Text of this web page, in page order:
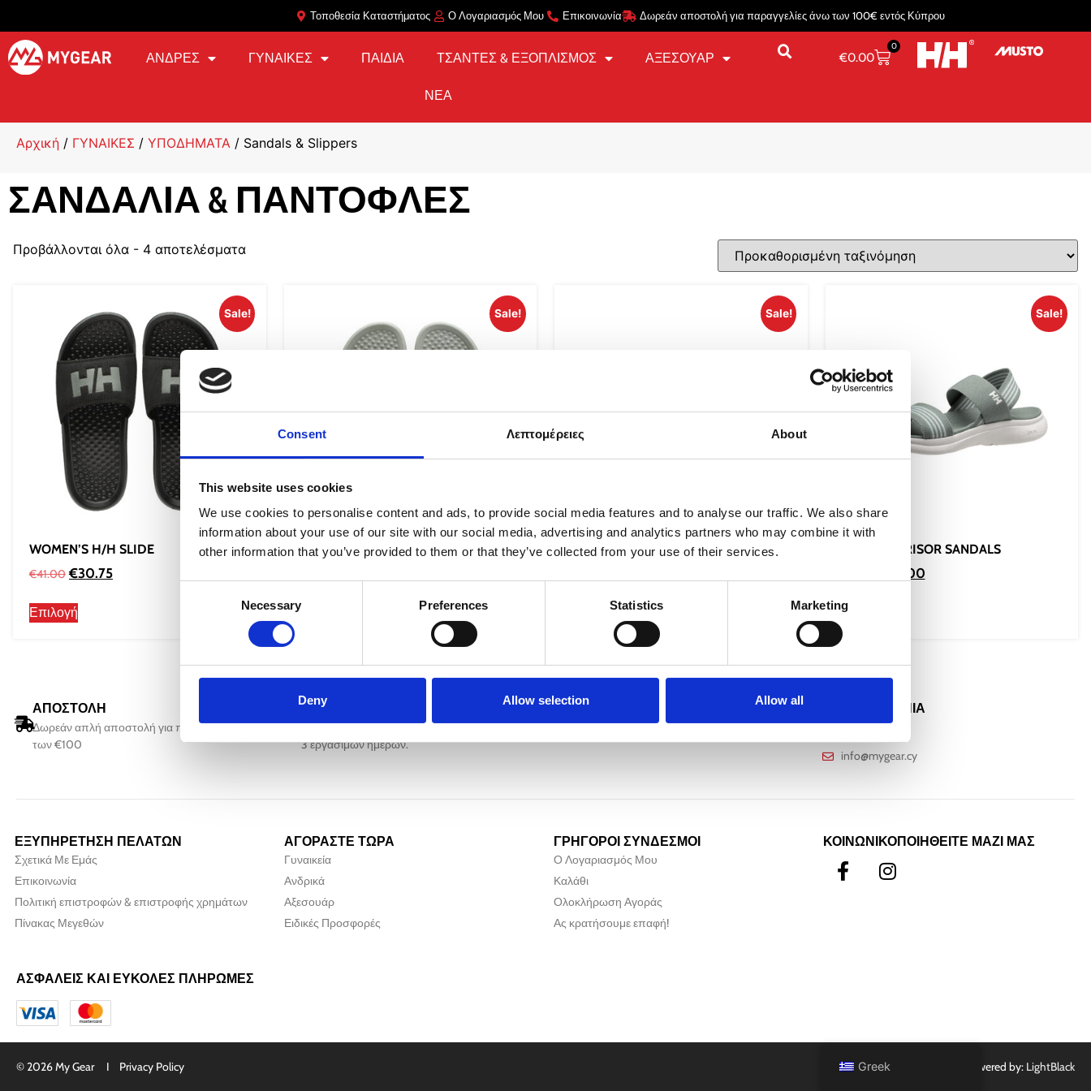
Consent Λεπτομέρειες About
This website uses cookies
We use cookies to personalise content and ads, to provide social media features and to analyse our traffic. We also share
information about your use of our site with our social media, advertising and analytics partners who may combine it with
other information that you’ve provided to them or that they’ve collected from your use of their services.
Necessary Preferences Statistics Marketing
Deny Allow selection Allow all
Τοποθεσία Καταστήματος Ο Λογαριασμός Μου Επικοινωνία Δωρεάν αποστολή για παραγγελίες άνω των 100€ εντός Κύπρου
ΑΝΔΡΕΣ ΓΥΝΑΙΚΕΣ ΠΑΙΔΙΑ ΤΣΑΝΤΕΣ & ΕΞΟΠΛΙΣΜΟΣ ΑΞΕΣΟΥΑΡ
ΝΕΑ
€0.00
0
Αρχική / ΓΥΝΑΙΚΕΣ / ΥΠΟΔΗΜΑΤΑ / Sandals & Slippers
ΣΑΝΔΆΛΙΑ & ΠΑΝΤΌΦΛΕΣ
Προβάλλονται όλα - 4 αποτελέσματα
Sale!
WOMEN’S H/H SLIDE
€41.00 €30.75
Επιλογή
Sale!
WOMEN’S H/H SLIDE
Επιλογή
Sale!
WOMEN’S LOGO SANDALS 2
Επιλογή
Sale!
WOMEN’S RISOR SANDALS
39.00
Επιλογή
ΑΠΟΣΤΟΛΗ
Δωρεάν απλή αποστολή για παραγγελίες άνω
των €100
ΠΑΡΑΔΟΣΗ
Όλες οι παραγγελίες θα παραδίδονται εντός 2-
3 εργάσιμων ημερών.
ΕΠΙΣΤΡΟΦΕΣ
Προσφέρουμε περίοδο επιστροφής 30 ημερών
ΕΠΙΚΟΙΝΩΝΙΑ
+357 25811316
info@mygear.cy
ΕΞΥΠΗΡΕΤΗΣΗ ΠΕΛΑΤΩΝ
Σχετικά Με Εμάς
Επικοινωνία
Πολιτική επιστροφών & επιστροφής χρημάτων
Πίνακας Μεγεθών
ΑΓΟΡΑΣΤΕ ΤΩΡΑ
Γυναικεία
Ανδρικά
Αξεσουάρ
Ειδικές Προσφορές
ΓΡΗΓΟΡΟΙ ΣΥΝΔΕΣΜΟΙ
Ο Λογαριασμός Μου
Καλάθι
Ολοκλήρωση Αγοράς
Ας κρατήσουμε επαφή!
ΚΟΙΝΩΝΙΚΟΠΟΙΗΘΕΙΤΕ ΜΑΖΙ ΜΑΣ
ΑΣΦΑΛΕΙΣ ΚΑΙ ΕΥΚΟΛΕΣ ΠΛΗΡΩΜΕΣ
© 2026 My Gear I Privacy Policy Powered by: LightBlack
Greek